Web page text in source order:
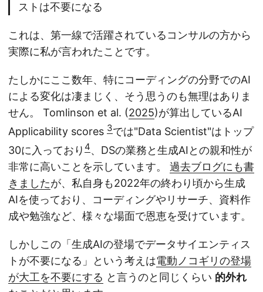
ストは不要になる
これは、第一線で活躍されているコンサルの方から
実際に私が言われたことです。
たしかにここ数年、特にコーディングの分野でのAI
による変化は凄まじく、そう思うのも無理はありま
せん。 Tomlinson et al. (2025)が算出しているAI
Applicability scores 3では"Data Scientist"はトップ
30に入っており 4、DSの業務と生成AIとの親和性が
非常に高いことを示しています。 過去ブログにも書
きましたが、私自身も2022年の終わり頃から生成
AIを使っており、コーディングやリサーチ、資料作
成や勉強など、様々な場面で恩恵を受けています。
しかしこの「生成AIの登場でデータサイエンティス
トが不要になる」という考えは電動ノコギリの登場
が大工を不要にする と言うのと同じくらい 的外れ